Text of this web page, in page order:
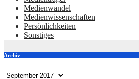
Medienwandel
Medienwissenschaften
Persönlichkeiten
Sonstiges
Archiv
Archiv